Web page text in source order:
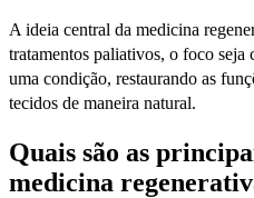
A ideia central da medicina
tratamentos paliativos, o foco seja
uma condição, restaurando as
tecidos de maneira natural.
Quais são as
medicina